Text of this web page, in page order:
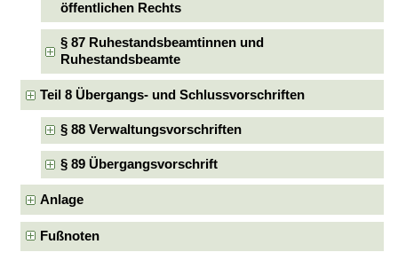
öffentlichen Rechts
§ 87 Ruhestandsbeamtinnen und
Ruhestandsbeamte
Teil 8 Übergangs- und Schlussvorschriften
§ 88 Verwaltungsvorschriften
§ 89 Übergangsvorschrift
Anlage
Fußnoten